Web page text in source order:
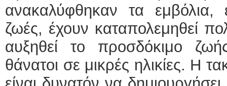
ανακαλύφθηκαν τα εμβόλια,
ζωές, έχουν καταπολεμηθεί
αυξηθεί το προσδόκιμο
θάνατοι σε μικρές ηλικίες. Η